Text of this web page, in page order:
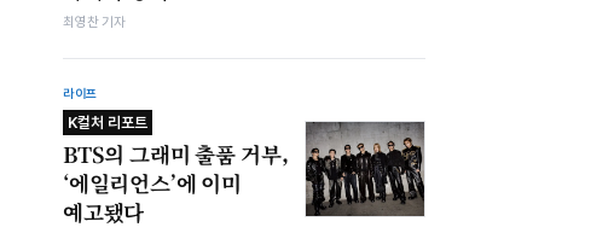
최영찬 기자
라이프
K컬처 리포트
BTS의 그래미 출품 거부,
‘에일리언스’에 이미
예고됐다